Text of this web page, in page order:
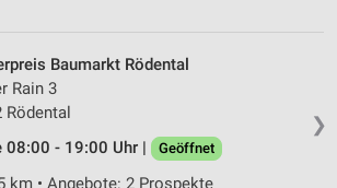
❯
Baumarkt Rödental
Rain 3
Rödental
08:00 - 19:00 Uhr |
Geöffnet